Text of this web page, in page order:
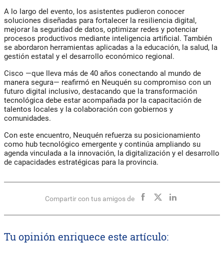
A lo largo del evento, los asistentes pudieron conocer
soluciones diseñadas para fortalecer la resiliencia digital,
mejorar la seguridad de datos, optimizar redes y potenciar
procesos productivos mediante inteligencia artificial. También
se abordaron herramientas aplicadas a la educación, la salud, la
gestión estatal y el desarrollo económico regional.
Cisco —que lleva más de 40 años conectando al mundo de
manera segura— reafirmó en Neuquén su compromiso con un
futuro digital inclusivo, destacando que la transformación
tecnológica debe estar acompañada por la capacitación de
talentos locales y la colaboración con gobiernos y
comunidades.
Con este encuentro, Neuquén refuerza su posicionamiento
como hub tecnológico emergente y continúa ampliando su
agenda vinculada a la innovación, la digitalización y el desarrollo
de capacidades estratégicas para la provincia.
Compartir con tus amigos de
Tu opinión enriquece este artículo: